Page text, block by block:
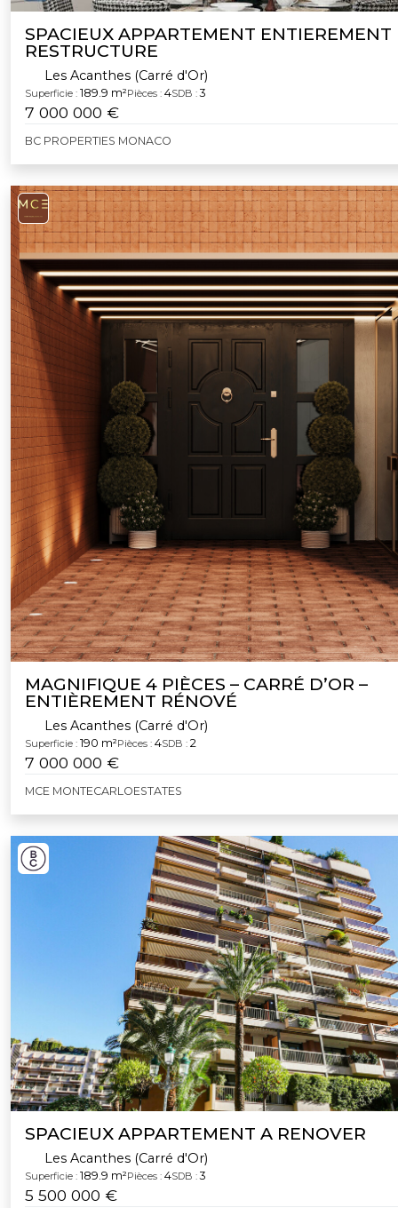
SPACIEUX APPARTEMENT ENTIEREMENT
RESTRUCTURE
Les Acanthes (Carré d'Or)
Superficie : 189.9 m²Pièces : 4SDB : 3
7 000 000 €
BC PROPERTIES MONACO
MAGNIFIQUE 4 PIÈCES – CARRÉ D’OR –
ENTIÈREMENT RÉNOVÉ
Les Acanthes (Carré d'Or)
Superficie : 190 m²Pièces : 4SDB : 2
7 000 000 €
MCE MONTECARLOESTATES
SPACIEUX APPARTEMENT A RENOVER
Les Acanthes (Carré d'Or)
Superficie : 189.9 m²Pièces : 4SDB : 3
5 500 000 €